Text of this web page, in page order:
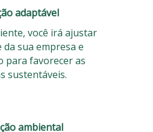
adaptável
você irá ajustar
da sua empresa e
para favorecer as
sustentáveis.
ambiental